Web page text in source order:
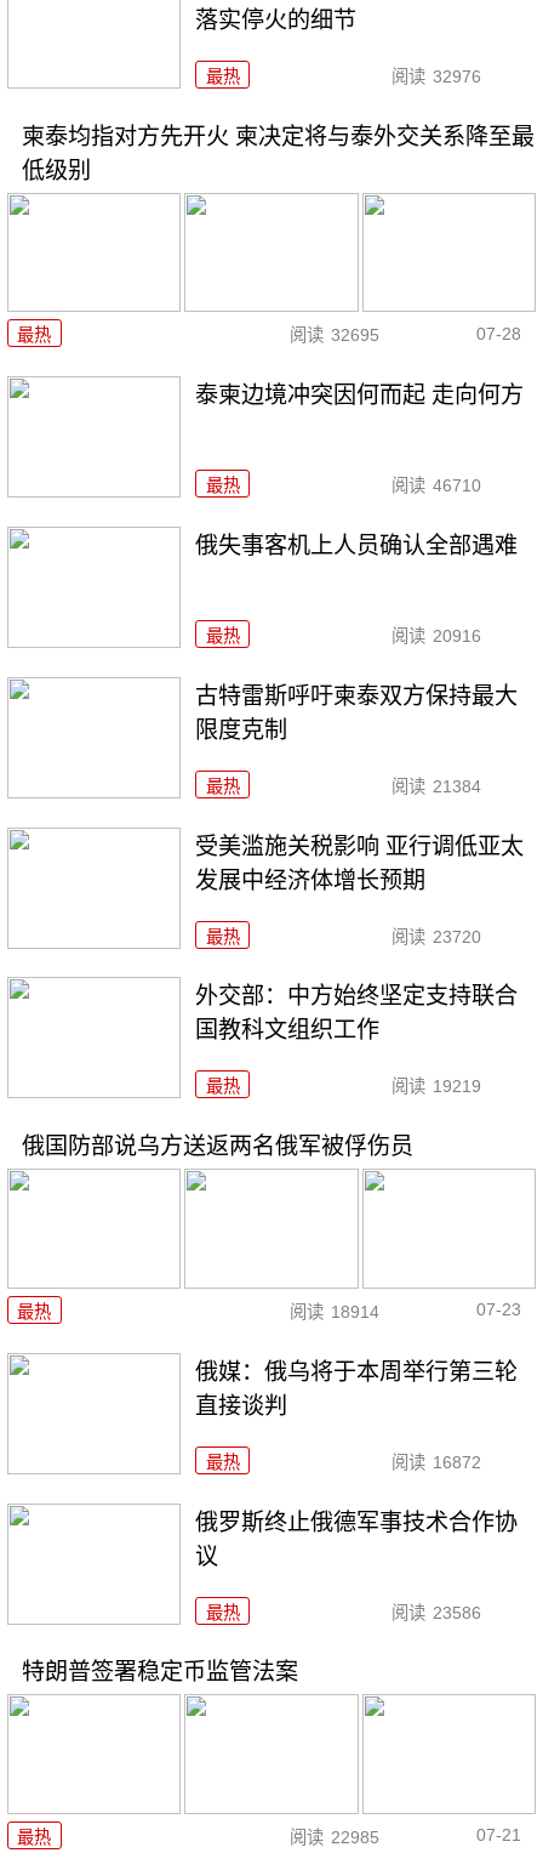
落实停火的细节
最热 阅读 32976
柬泰均指对方先开火 柬决定将与泰外交关系降至最
低级别
最热 阅读 32695 07-28
泰柬边境冲突因何而起 走向何方
最热 阅读 46710
俄失事客机上人员确认全部遇难
最热 阅读 20916
古特雷斯呼吁柬泰双方保持最大
限度克制
最热 阅读 21384
受美滥施关税影响 亚行调低亚太
发展中经济体增长预期
最热 阅读 23720
外交部：中方始终坚定支持联合
国教科文组织工作
最热 阅读 19219
俄国防部说乌方送返两名俄军被俘伤员
最热 阅读 18914 07-23
俄媒：俄乌将于本周举行第三轮
直接谈判
最热 阅读 16872
俄罗斯终止俄德军事技术合作协
议
最热 阅读 23586
特朗普签署稳定币监管法案
最热 阅读 22985 07-21